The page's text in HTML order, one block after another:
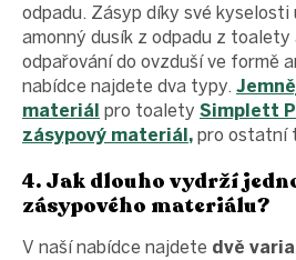
odpadu. Zásyp díky své kyselosti
amonný dusík z odpadu z
odpařování do ovzduší ve formě
nabídce najdete dva typy.
materiál pro toalety Simplett
zásypový materiál, pro ostatní
4. Jak dlouho vydrží
zásypového materiálu?
V naší nabídce najdete dvě